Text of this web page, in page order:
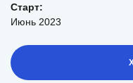
Старт:
Июнь 2023